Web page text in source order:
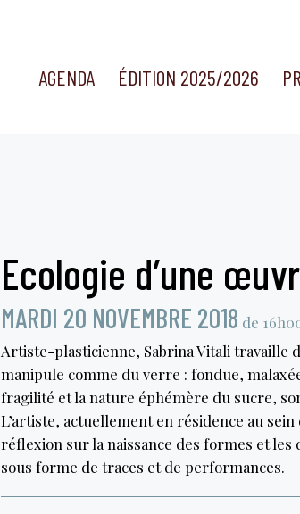
AGENDA ÉDITION 2025/2026
Ecologie d’une
MARDI 20 NOVEMBRE 2018 de
Artiste-plasticienne, Sabrina Vitali travaille
manipule comme du verre : fondue,
fragilité et la nature éphémère du sucre,
L’artiste, actuellement en résidence au
réflexion sur la naissance des formes et
sous forme de traces et de performances.